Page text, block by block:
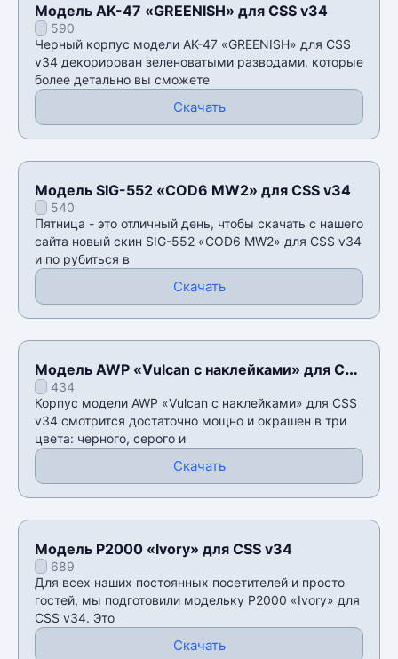
Модель AK-47 «GREENISH» для CSS v34
590
Черный корпус модели AK-47 «GREENISH» для CSS
v34 декорирован зеленоватыми разводами, которые
более детально вы сможете
Скачать
Модель SIG-552 «COD6 MW2» для CSS v34
540
Пятница - это отличный день, чтобы скачать с нашего
сайта новый скин SIG-552 «COD6 MW2» для CSS v34
и по рубиться в
Скачать
Модель AWP «Vulcan с наклейками» для CSS
v34434
Корпус модели AWP «Vulcan с наклейками» для CSS
v34 смотрится достаточно мощно и окрашен в три
цвета: черного, серого и
Скачать
Модель P2000 «Ivory» для CSS v34
689
Для всех наших постоянных посетителей и просто
гостей, мы подготовили модельку P2000 «Ivory» для
CSS v34. Это
Скачать